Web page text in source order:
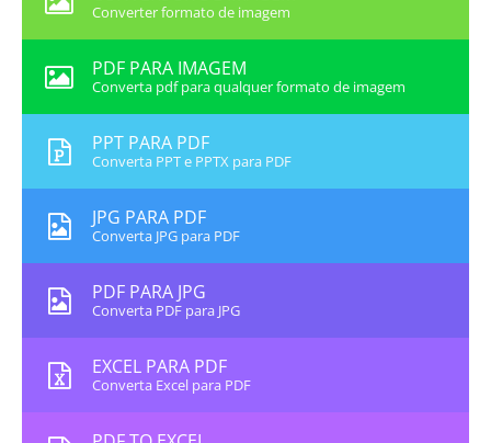
Converter formato de imagem
PDF PARA IMAGEM
Converta pdf para qualquer formato de imagem
PPT PARA PDF
Converta PPT e PPTX para PDF
JPG PARA PDF
Converta JPG para PDF
PDF PARA JPG
Converta PDF para JPG
EXCEL PARA PDF
Converta Excel para PDF